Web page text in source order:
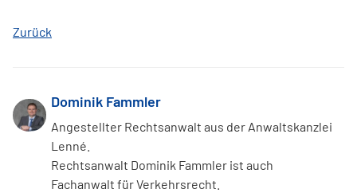
Zurück
Dominik Fammler
Angestellter Rechtsanwalt aus der Anwaltskanzlei
Lenné.
Rechtsanwalt Dominik Fammler ist auch
Fachanwalt für Verkehrsrecht.